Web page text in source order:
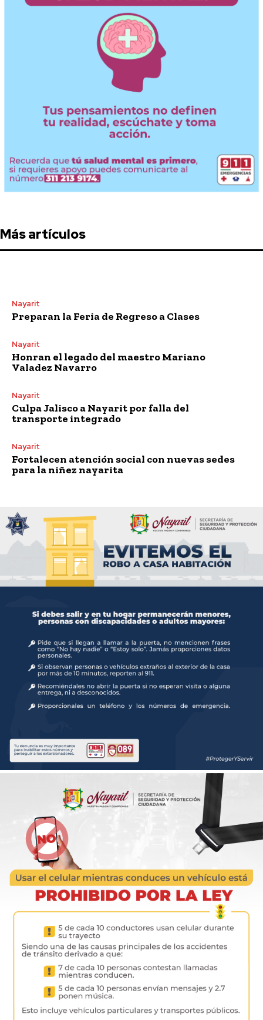
Más artículos
Nayarit
Preparan la Feria de Regreso a Clases
Nayarit
Honran el legado del maestro Mariano
Valadez Navarro
Nayarit
Culpa Jalisco a Nayarit por falla del
transporte integrado
Nayarit
Fortalecen atención social con nuevas sedes
para la niñez nayarita